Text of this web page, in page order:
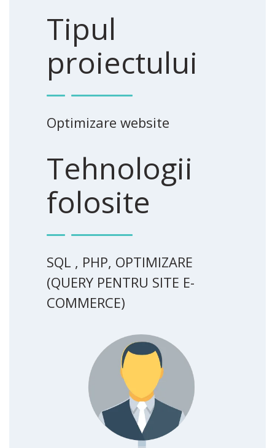
Tipul
proiectului
Optimizare website
Tehnologii
folosite
SQL , PHP, OPTIMIZARE
(QUERY PENTRU SITE E-
COMMERCE)